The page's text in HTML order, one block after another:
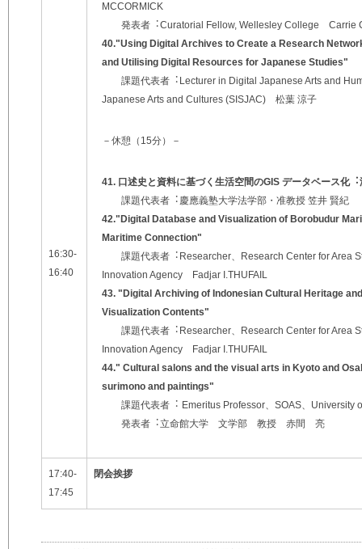
16:30-
16:40
MCCORMICK
発表者︓Curatorial Fellow, Wellesley College Carrie
40."Using Digital Archives to Create a Research
and Utilising Digital Resources for Japanese Studies"
課題代表者︓Lecturer in Digital Japanese Arts and
Japanese Arts and Cultures (SISJAC) 松葉 涼⼦
－休憩（15分）－
41. ⼝述史と資料に基づく⽣活空間のGIS データベース化
課題代表者︓慶應義塾⼤学法学部・准教授 笠井 賢紀
42." Digital Database and Visualization of Borobudur
Maritime Connection"
課題代表者︓Researcher、Research Center for Area
Innovation Agency Fadjar I.THUFAIL
43. " Digital Archiving of Indonesian Cultural Heritage
Visualization Contents"
課題代表者︓Researcher、
Research Center for Area
Innovation Agency
Fadjar I.THUFAIL
44." Cultural salons and the visual arts in Kyoto and
surimono and paintings"
課題代表者︓ Emeritus Professor、 SOAS、 University
発表者︓⽴命館⼤学 ⽂学部 教授 ⾚間 亮
17:40-
17:45
閉会挨拶